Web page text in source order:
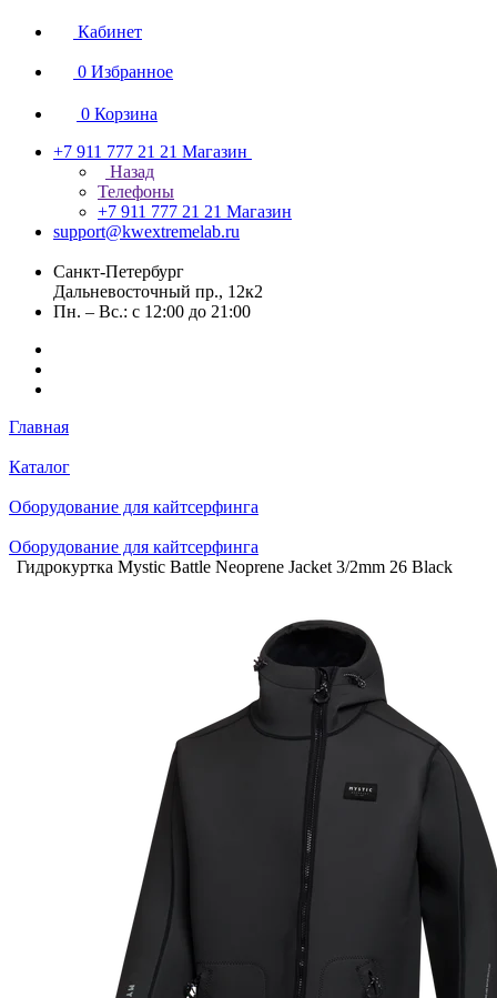
Кабинет
0 Избранное
0 Корзина
+7 911 777 21 21 Магазин
Назад
Телефоны
+7 911 777 21 21 Магазин
support@kwextremelab.ru
Санкт-Петербург
Дальневосточный пр., 12к2
Пн. – Вс.: с 12:00 до 21:00
Главная
Каталог
Оборудование для кайтсерфинга
Оборудование для кайтсерфинга
Гидрокуртка Mystic Battle Neoprene Jacket 3/2mm 26 Black